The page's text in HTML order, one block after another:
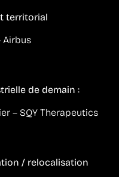
territorial
Airbus
de demain :
– SQY Therapeutics
/ relocalisation